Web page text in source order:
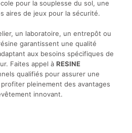
pour la souplesse du sol, une
aires de jeux pour la sécurité.
un laboratoire, un entrepôt ou
garantissent une qualité
aux besoins spécifiques de
Faites appel à RESINE
qualifiés pour assurer une
pleinement des avantages
innovant.